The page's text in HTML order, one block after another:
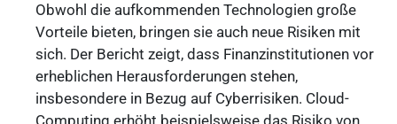
Obwohl die aufkommenden Technologien große
Vorteile bieten, bringen sie auch neue Risiken mit
sich. Der Bericht zeigt, dass Finanzinstitutionen vor
erheblichen Herausforderungen stehen,
insbesondere in Bezug auf Cyberrisiken. Cloud-
Computing erhöht beispielsweise das Risiko von